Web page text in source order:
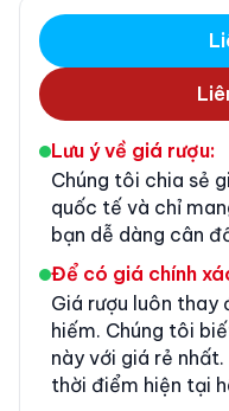
Lưu ý về giá rượu:
Chúng tôi chia sẻ
quốc tế và chỉ
bạn dễ dàng cân
Để có giá chính
Giá rượu luôn
hiếm. Chúng tôi
này với giá rẻ
thời điểm hiện tại